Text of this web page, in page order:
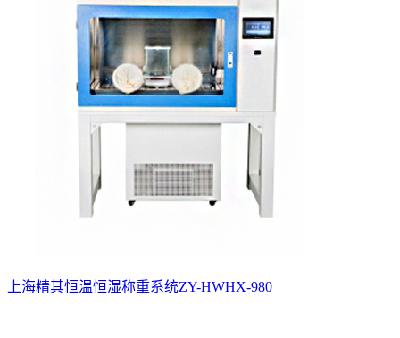
上海精其恒温恒湿称重系统ZY-HWHX-980